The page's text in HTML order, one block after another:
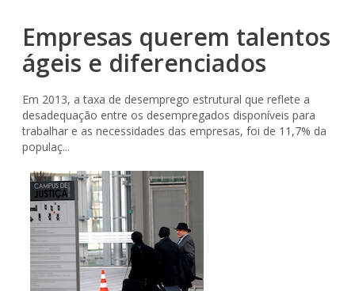
Empresas querem talentos
ágeis e diferenciados
Em 2013, a taxa de desemprego estrutural que reflete a
desadequação entre os desempregados disponíveis para
trabalhar e as necessidades das empresas, foi de 11,7% da
populaç...